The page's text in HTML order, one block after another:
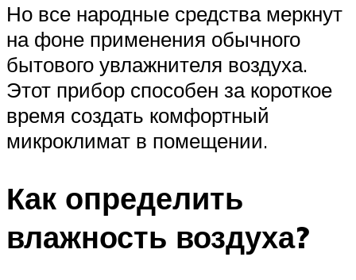
Но все народные средства меркнут
на фоне применения обычного
бытового увлажнителя воздуха.
Этот прибор способен за короткое
время создать комфортный
микроклимат в помещении.
Как определить
влажность воздуха?